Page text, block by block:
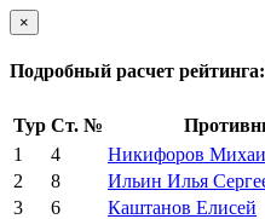
×
Подробный расчет
Тур Ст. №
1
4 Никифоров
2
8 Ильин Илья
3
6 Каштанов Елисей